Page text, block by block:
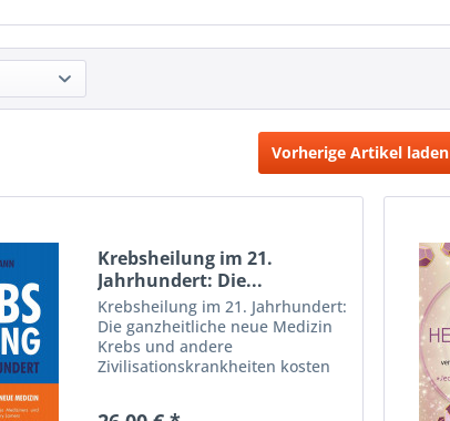
Vorherige Artikel laden
Krebsheilung im 21.
Jahrhundert: Die...
Krebsheilung im 21. Jahrhundert:
Die ganzheitliche neue Medizin
Krebs und andere
Zivilisationskrankheiten kosten